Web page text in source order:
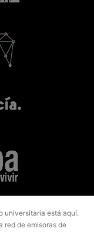
universitaria está aquí.
red de emisoras de